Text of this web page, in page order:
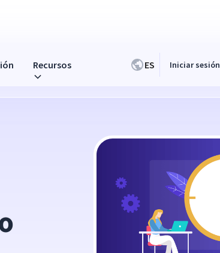
Recursos ES Iniciar sesión